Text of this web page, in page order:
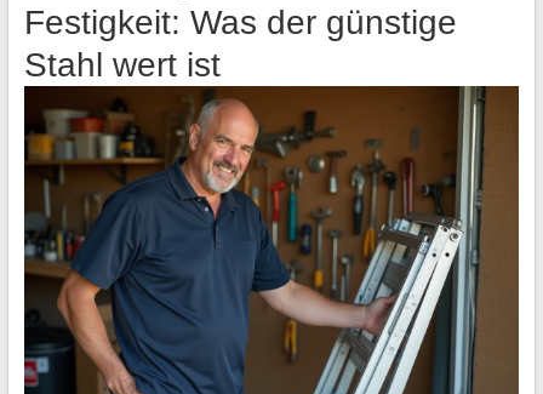
Festigkeit: Was der günstige
Stahl wert ist